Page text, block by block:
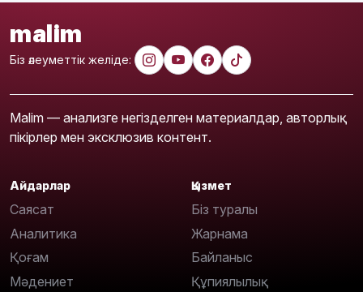
malim
Біз әлеуметтік желіде:
Malim — анализге негізделген материалдар, авторлық
пікірлер мен эксклюзив контент.
Айдарлар
Саясат
Аналитика
Қоғам
Мәдениет
Қызмет
Біз туралы
Жарнама
Байланыс
Құпиялылық